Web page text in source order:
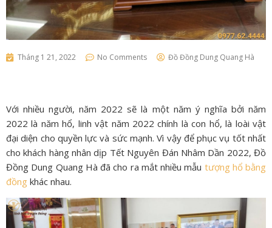
Tháng 1 21, 2022 No Comments Đồ Đồng Dung Quang Hà
Với nhiều người, năm 2022 sẽ là một năm ý nghĩa bởi năm
2022 là năm hổ, linh vật năm 2022 chính là con hổ, là loài vật
đại diện cho quyền lực và sức mạnh. Vì vậy để phục vụ tốt nhất
cho khách hàng nhân dịp Tết Nguyên Đán Nhâm Dần 2022, Đồ
Đồng Dung Quang Hà đã cho ra mắt nhiều mẫu tượng hổ bằng
đồng khác nhau.